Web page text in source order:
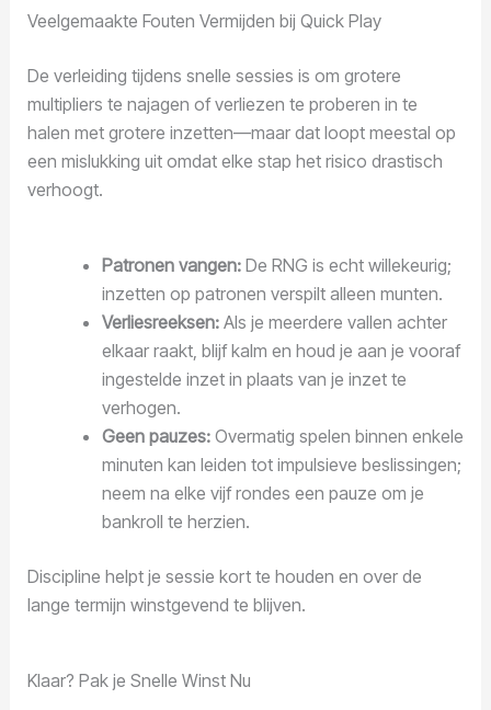
Veelgemaakte Fouten Vermijden bij Quick Play
De verleiding tijdens snelle sessies is om grotere
multipliers te najagen of verliezen te proberen in te
halen met grotere inzetten—maar dat loopt meestal op
een mislukking uit omdat elke stap het risico drastisch
verhoogt.
Patronen vangen:De RNG is echt willekeurig;
inzetten op patronen verspilt alleen munten.
Verliesreeksen:Als je meerdere vallen achter
elkaar raakt, blijf kalm en houd je aan je vooraf
ingestelde inzet in plaats van je inzet te
verhogen.
Geen pauzes:Overmatig spelen binnen enkele
minuten kan leiden tot impulsieve beslissingen;
neem na elke vijf rondes een pauze om je
bankroll te herzien.
Discipline helpt je sessie kort te houden en over de
lange termijn winstgevend te blijven.
Klaar? Pak je Snelle Winst Nu